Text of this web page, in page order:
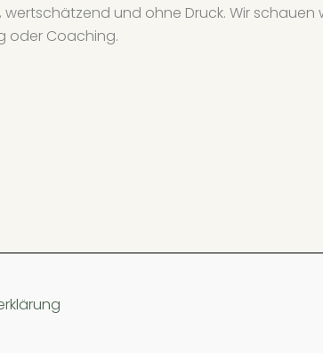
und ohne Druck. Wir schauen
oder Coaching.